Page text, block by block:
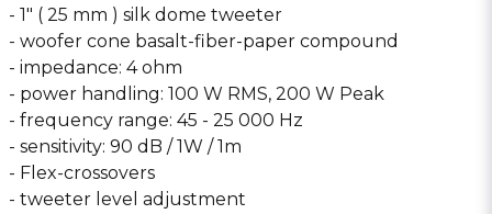
- 1″ ( 25 mm ) silk dome tweeter
- woofer cone basalt-fiber-paper compound
- impedance: 4 ohm
- power handling: 100 W RMS, 200 W Peak
- frequency range: 45 - 25 000 Hz
- sensitivity: 90 dB / 1W / 1m
- Flex-crossovers
- tweeter level adjustment